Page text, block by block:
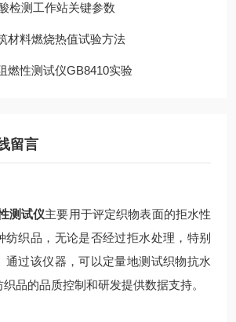
检测工作站关键参数
材料燃烧热值试验方法
燃性测试仪GB8410实验
留言
测试仪主要用于评定织物表面的拒水性
纺织品，无论是否经过拒水处理，特别
通过该仪器，可以定量地测试织物抗水
品的品质控制和研发提供数据支持。